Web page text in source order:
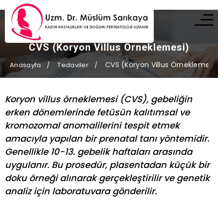
CVS (Koryon Villus Örneklemesi)
Anasayfa Tedaviler CVS (Koryon Villus
Koryon villus örneklemesi (CVS), gebeliğin
erken dönemlerinde fetüsün kalıtımsal ve
kromozomal anomalilerini tespit etmek
amacıyla yapılan bir prenatal tanı yöntemidir.
Genellikle 10-13. gebelik haftaları arasında
uygulanır. Bu prosedür, plasentadan küçük bir
doku örneği alınarak gerçekleştirilir ve genetik
analiz için laboratuvara gönderilir.